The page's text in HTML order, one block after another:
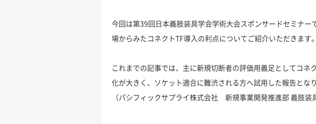
今回は第39回日本義肢装具学会学術大会スポンサードセミナ
場からみたコネクトTF導入の利点についてご紹介いただきます。
これまでの記事では、主に新規切断者の評価用義足としてコ
化が大きく、ソケット適合に難渋される方へ試用した報告となり
（パシフィックサプライ株式会社 新規事業開発推進部 義肢装